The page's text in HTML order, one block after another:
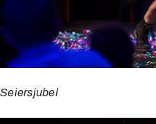
Seiersjubel